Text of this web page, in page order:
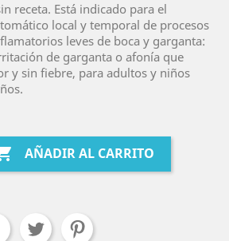
receta. Está indicado para el
local y temporal de procesos
leves de boca y garganta:
de garganta o afonía que
y sin fiebre, para adultos y niños
AÑADIR AL CARRITO